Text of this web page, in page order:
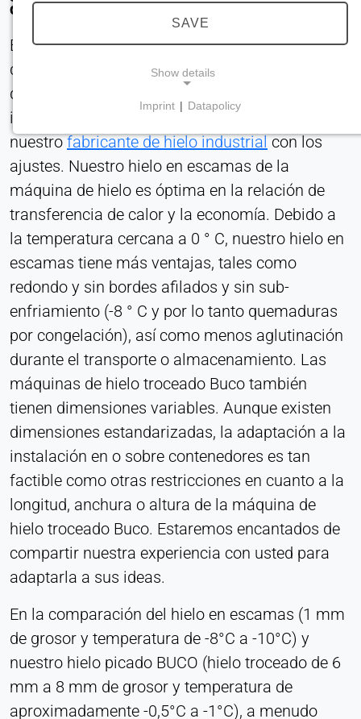
que se produzcan daños por congelación?
Entonces el uso de agua helada a 0,5 ° C, para
que el producto nunca se congela y la elección
de nuestro abierto Falling Film Chiller ideal o
incluso el uso de -0,5 ° C de hielo, fabricado por
nuestrofabricante de hielo industrialcon los
ajustes. Nuestro hielo en escamas de la
máquina de hielo es óptima en la relación de
transferencia de calor y la economía. Debido a
la temperatura cercana a 0 ° C, nuestro hielo en
escamas tiene más ventajas, tales como
redondo y sin bordes afilados y sin sub-
enfriamiento (-8 ° C y por lo tanto quemaduras
por congelación), así como menos aglutinación
durante el transporte o almacenamiento. Las
máquinas de hielo troceado Buco también
tienen dimensiones variables. Aunque existen
dimensiones estandarizadas, la adaptación a la
instalación en o sobre contenedores es tan
factible como otras restricciones en cuanto a la
longitud, anchura o altura de la máquina de
hielo troceado Buco. Estaremos encantados de
compartir nuestra experiencia con usted para
adaptarla a sus ideas.
En la comparación del hielo en escamas (1 mm
de grosor y temperatura de -8°C a -10°C) y
nuestro hielo picado BUCO (hielo troceado de 6
mm a 8 mm de grosor y temperatura de
aproximadamente -0,5°C a -1°C), a menudo
SAVE
Show details
Son necesarias para las funciones básicas del
sitio web, como la navegación y el
almacenamiento de las preferencias de
privacidad. Estas cookies no pueden desactivarse.
cookie_consent
consentimiento
Provider:
Heat Transfer Technology
Purpose:
Almacena su configuración de privacidad
Cookie duration:
1 año
ESTADÍSTICAS
Se utilizan para comprender cómo se utiliza el sitio
uso. Los datos se procesan de forma anónima.
Provider:
Heat Transfer Technology
Purpose:
Estadísticas
Imprint | Datapolicy